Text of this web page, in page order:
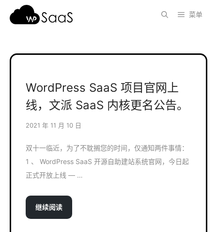
菜单
WordPress SaaS 项目官网上
线，文派 SaaS 内核更名公告。
2021 年 11 月 10 日
双十一临近，为了不耽搁您的时间，仅通知两件事情：
1 、 WordPress SaaS 开源自助建站系统官网，今日起
正式开放上线 — …
继续阅读